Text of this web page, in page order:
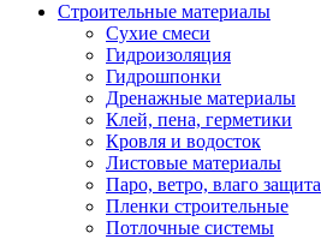
Строительные материалы
Сухие смеси
Гидроизоляция
Гидрошпонки
Дренажные материалы
Клей, пена, герметики
Кровля и водосток
Листовые материалы
Паро, ветро, влаго защита
Пленки строительные
Потлочные системы